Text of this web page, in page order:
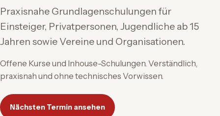
Praxisnahe Grundlagenschulungen für
Einsteiger, Privatpersonen, Jugendliche ab 15
Jahren sowie Vereine und Organisationen.
Offene Kurse und Inhouse-Schulungen. Verständlich,
praxisnah und ohne technisches Vorwissen.
Nächsten Termin ansehen